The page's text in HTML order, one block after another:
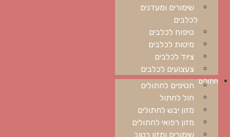
שימורים ומעדנים
לכלבים
טיפוח לכלבים
מיטות לכלבים
ציוד לכלבים
צעצועים לכלבים
חתולים חטיפים לחתולים
חול לחתול
מזון יבש לחתולים
מזון רפואי לחתולים
שימורים ומזון רטוב